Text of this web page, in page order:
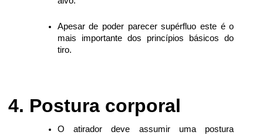
Apesar de poder parecer supérfluo este é o
mais importante dos princípios básicos do
tiro.
Postura corporal
O atirador deve assumir uma postura